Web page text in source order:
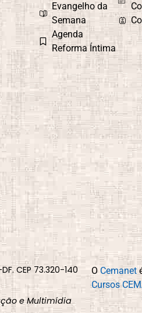
Evangelho da
Semana
Agenda
Reforma Íntima
CEP 73.320-140
e Multimídia
O Cemanet
Cursos